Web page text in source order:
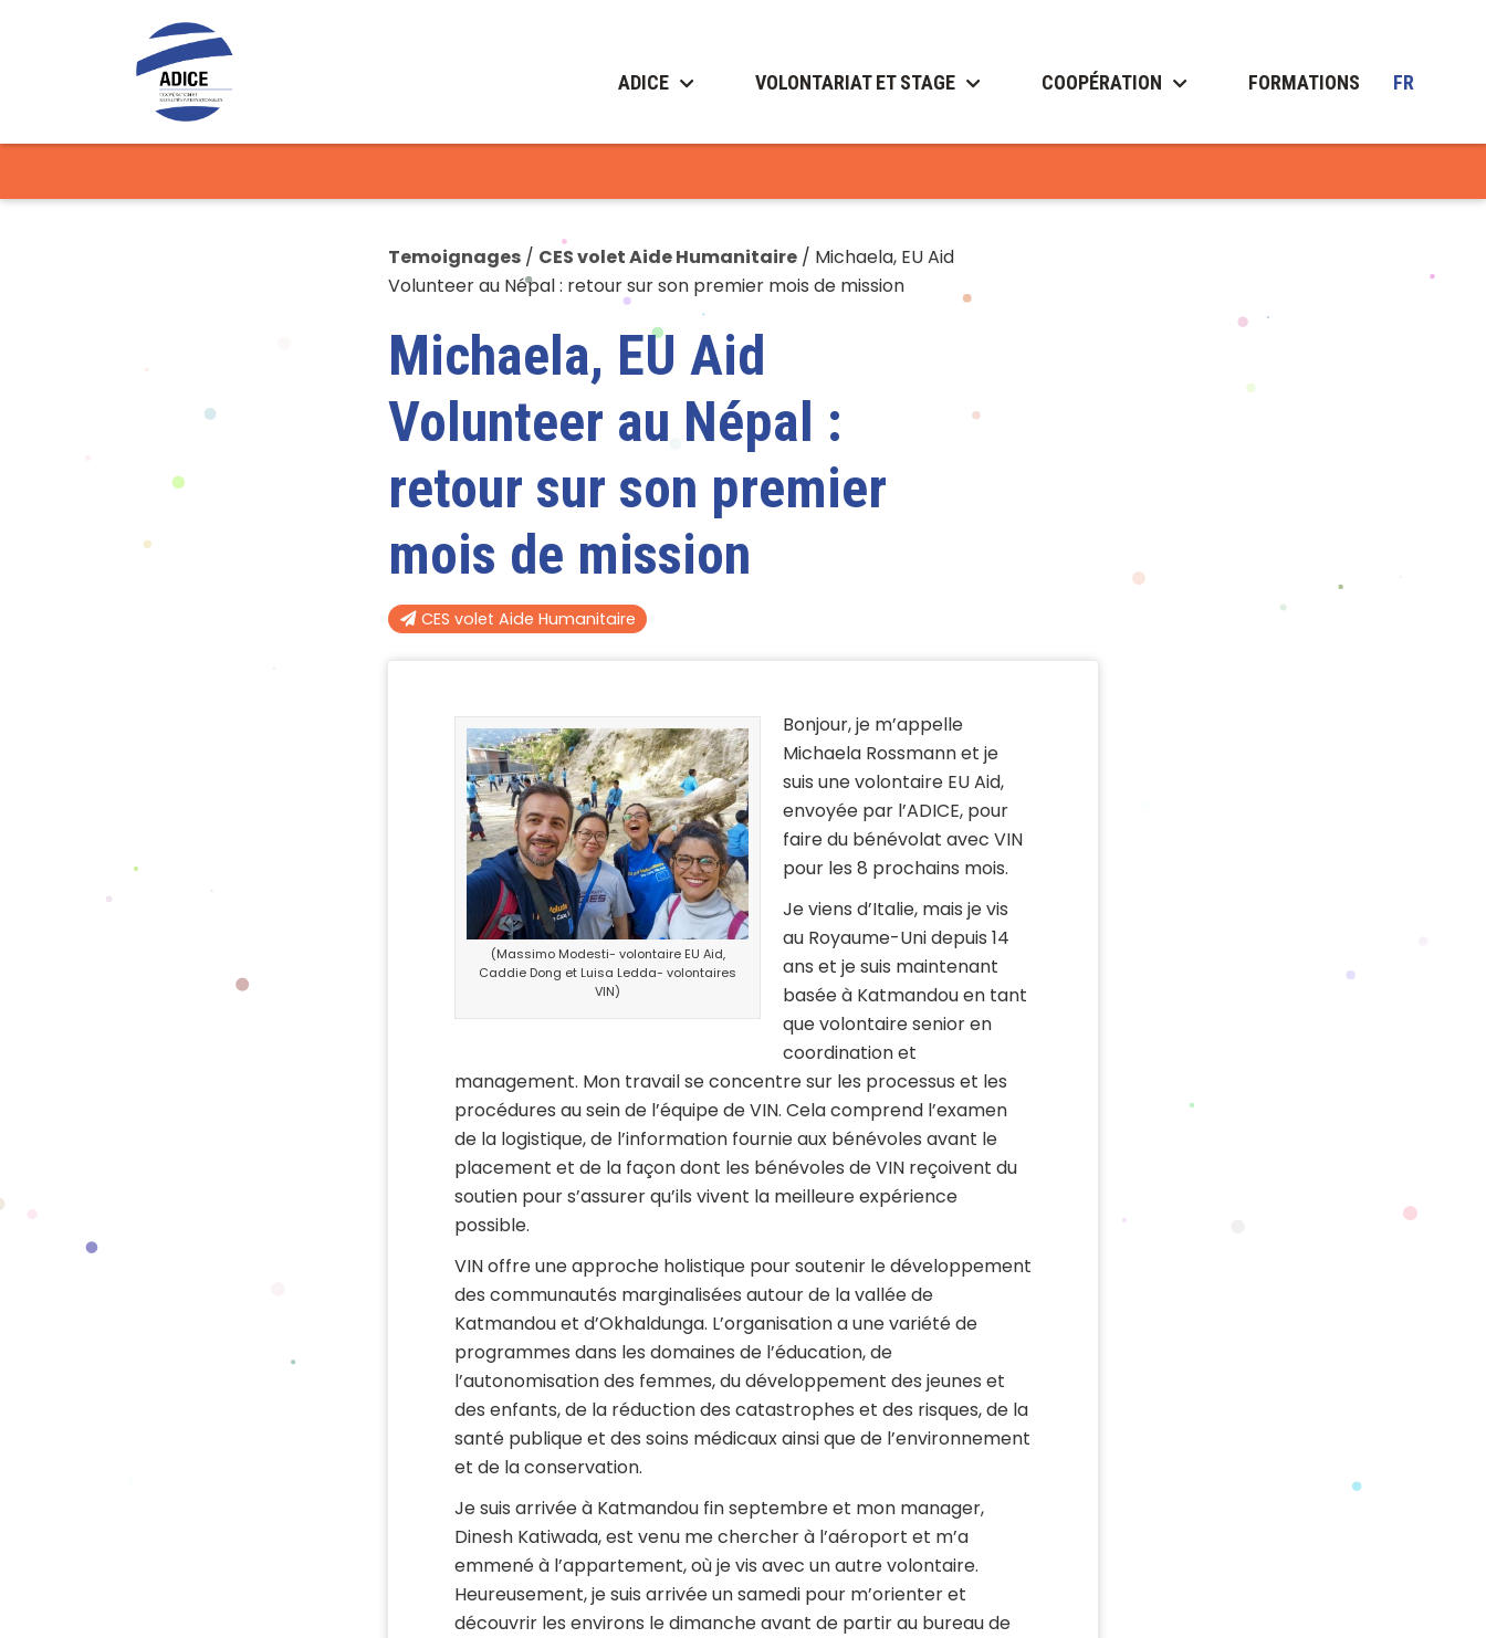
ADICE VOLONTARIAT ET STAGE COOPÉRATION FORMATIONS FR
Temoignages / CES volet Aide Humanitaire / Michaela, EU Aid
Volunteer au Népal : retour sur son premier mois de mission
Michaela, EU Aid
Volunteer au Népal :
retour sur son premier
mois de mission
CES volet Aide Humanitaire
(Massimo Modesti- volontaire EU Aid,
Caddie Dong et Luisa Ledda- volontaires
VIN)
Bonjour, je m’appelle
Michaela Rossmann et je
suis une volontaire EU Aid,
envoyée par l’ADICE, pour
faire du bénévolat avec VIN
pour les 8 prochains mois.
Je viens d’Italie, mais je vis
au Royaume-Uni depuis 14
ans et je suis maintenant
basée à Katmandou en tant
que volontaire senior en
coordination et
management. Mon travail se concentre sur les processus et les
procédures au sein de l’équipe de VIN. Cela comprend l’examen
de la logistique, de l’information fournie aux bénévoles avant le
placement et de la façon dont les bénévoles de VIN reçoivent du
soutien pour s’assurer qu’ils vivent la meilleure expérience
possible.
VIN offre une approche holistique pour soutenir le développement
des communautés marginalisées autour de la vallée de
Katmandou et d’Okhaldunga. L’organisation a une variété de
programmes dans les domaines de l’éducation, de
l’autonomisation des femmes, du développement des jeunes et
des enfants, de la réduction des catastrophes et des risques, de la
santé publique et des soins médicaux ainsi que de l’environnement
et de la conservation.
Je suis arrivée à Katmandou fin septembre et mon manager,
Dinesh Katiwada, est venu me chercher à l’aéroport et m’a
emmené à l’appartement, où je vis avec un autre volontaire.
Heureusement, je suis arrivée un samedi pour m’orienter et
découvrir les environs le dimanche avant de partir au bureau de